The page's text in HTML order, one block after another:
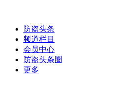
防盗头条
频道栏目
会员中心
防盗头条圈
更多